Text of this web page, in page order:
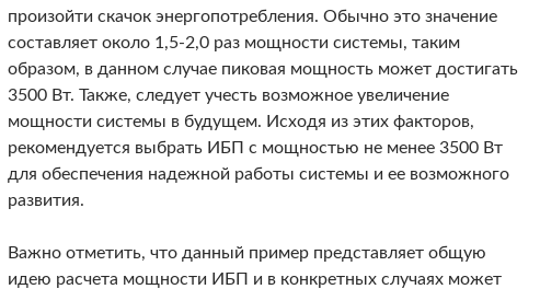
произойти скачок энергопотребления. Обычно это значение
составляет около 1,5-2,0 раз мощности системы, таким
образом, в данном случае пиковая мощность может достигать
3500 Вт. Также, следует учесть возможное увеличение
мощности системы в будущем. Исходя из этих факторов,
рекомендуется выбрать ИБП с мощностью не менее 3500 Вт
для обеспечения надежной работы системы и ее возможного
развития.
Важно отметить, что данный пример представляет общую
идею расчета мощности ИБП и в конкретных случаях может